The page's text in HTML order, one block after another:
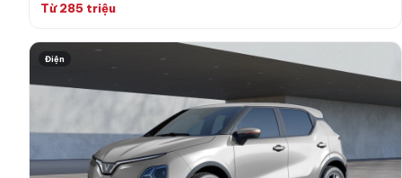
Từ 285 triệu
VinFast Herio Green 2026
Điện